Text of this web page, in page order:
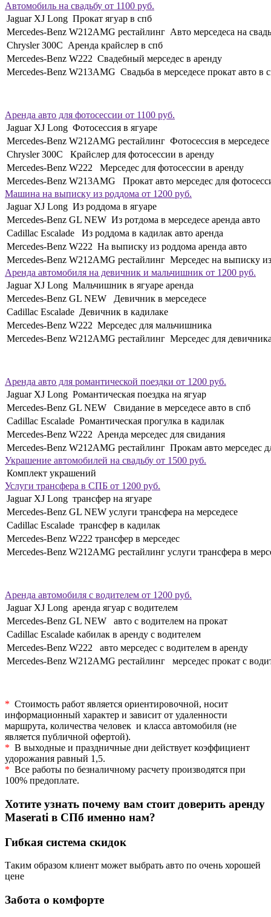
Автомобиль на свадьбу от 1100 руб.
Jaguar XJ Long Прокат ягуар в спб
Mercedes-Benz W212AMG рестайлинг Авто мерседеса на
Chrysler 300С Аренда крайслер в спб
Mercedes-Benz W222 Свадебный мерседес в аренду
Mercedes-Benz W213AMG Свадьба в мерседесе прокат авто в
Аренда авто для фотосессии от 1100 руб.
Jaguar XJ Long Фотосессия в ягуаре
Mercedes-Benz W212AMG рестайлинг Фотосессия в мерседесе
Chrysler 300С Крайслер для фотосессии в аренду
Mercedes-Benz W222 Мерседес для фотосессии в аренду
Mercedes-Benz W213AMG Прокат авто мерседес для
Машина на выписку из роддома от 1200 руб.
Jaguar XJ Long Из роддома в ягуаре
Mercedes-Benz GL NEW Из ротдома в мерседесе аренда авто
Cadillac Escalade Из роддома в кадилак авто аренда
Mercedes-Benz W222 На выписку из роддома аренда авто
Mercedes-Benz W212AMG рестайлинг Мерседес на выписку
Аренда автомобиля на девичник и мальчишник от 1200 руб.
Jaguar XJ Long Мальчишник в ягуаре аренда
Mercedes-Benz GL NEW Девичник в мерседесе
Cadillac Escalade Девичник в кадилаке
Mercedes-Benz W222 Мерседес для мальчишника
Mercedes-Benz W212AMG рестайлинг Мерседес для
Аренда авто для романтической поездки от 1200 руб.
Jaguar XJ Long Романтическая поездка на ягуар
Mercedes-Benz GL NEW Свидание в мерседесе авто в спб
Cadillac Escalade Романтическая прогулка в кадилак
Mercedes-Benz W222 Аренда мерседес для свидания
Mercedes-Benz W212AMG рестайлинг Прокам авто мерседес
Украшение автомобилей на свадьбу от 1500 руб.
Комплект украшений
Услуги трансфера в СПБ от 1200 руб.
Jaguar XJ Long трансфер на ягуаре
Mercedes-Benz GL NEW услуги трансфера на мерседесе
Cadillac Escalade трансфер в кадилак
Mercedes-Benz W222 трансфер в мерседес
Mercedes-Benz W212AMG рестайлинг услуги трансфера в
Аренда автомобиля с водителем от 1200 руб.
Jaguar XJ Long аренда ягуар с водителем
Mercedes-Benz GL NEW авто с водителем на прокат
Cadillac Escalade кабилак в аренду с водителем
Mercedes-Benz W222 авто мерседес с водителем в аренду
Mercedes-Benz W212AMG рестайлинг мерседес прокат с
* Стоимость работ является ориентировочной, носит
информационный характер и зависит от удаленности
маршрута, количества человек и класса автомобиля (не
является публичной офертой).
* В выходные и праздничные дни действует коэффициент
удорожания равный 1,5.
* Все работы по безналичному расчету производятся при
100% предоплате.
Хотите узнать почему вам стоит доверить аренду
Maserati в СПб именно нам?
Гибкая система скидок
Таким образом клиент может выбрать авто по очень хорошей
цене
Забота о комфорте